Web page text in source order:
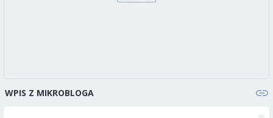
WPIS Z MIKROBLOGA